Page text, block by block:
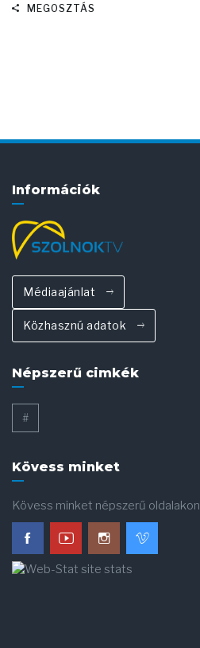
MEGOSZTÁS
Információk
Médiaajánlat
Közhasznú adatok
Népszerű cimkék
#
Kövess minket
Kövess minket népszerű oldalakon